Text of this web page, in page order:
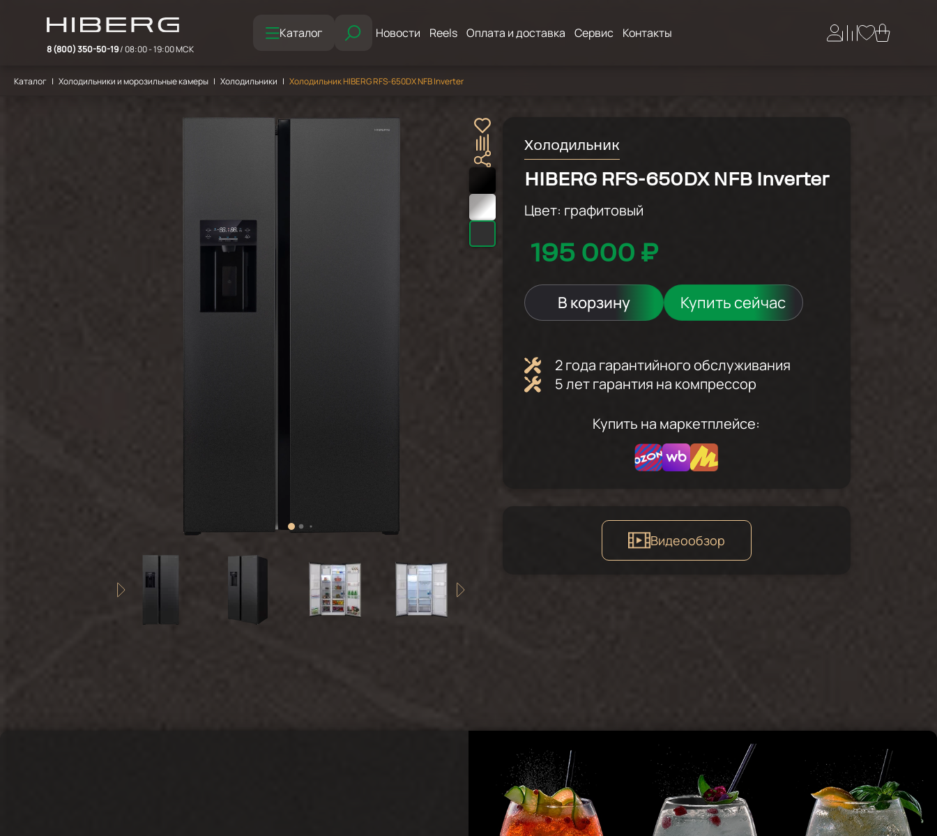
8 (800) 350-50-19/ 08:00 - 19:00 МСК
Каталог Новости Reels Оплата и доставка Сервис Контакты
Каталог Холодильники и морозильные камеры Холодильники Холодильник HIBERG RFS-650DX NFB Inverter
Холодильник
HIBERG RFS-650DX NFB Inverter
Цвет: графитовый
195 000 ₽
В корзину Купить сейчас
2 года гарантийного обслуживания
5 лет гарантия на компрессор
Купить на маркетплейсе:
Видеообзор